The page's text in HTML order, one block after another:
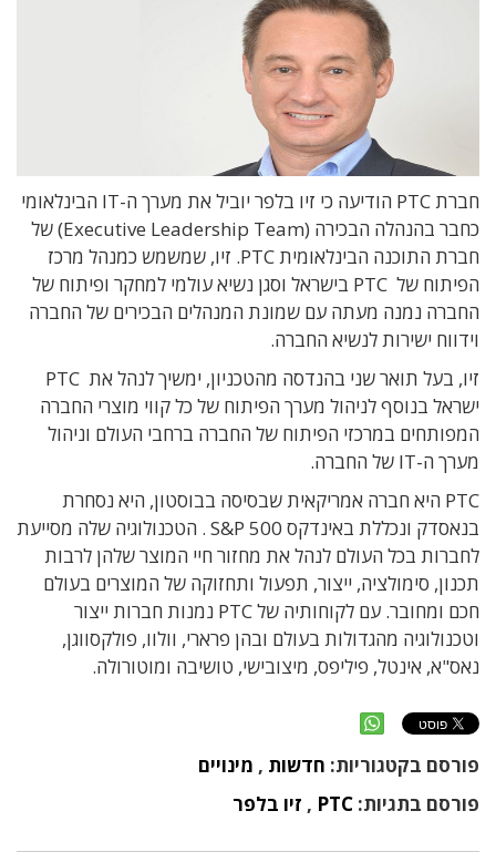
חברת PTC הודיעה כי זיו בלפר יוביל את מערך ה-IT הבינלאומי
כחבר בהנהלה הבכירה (Executive Leadership Team) של
חברת התוכנה הבינלאומית PTC. זיו, שמשמש כמנהל מרכז
הפיתוח של PTC בישראל וסגן נשיא עולמי למחקר ופיתוח של
החברה נמנה מעתה עם שמונת המנהלים הבכירים של החברה
וידווח ישירות לנשיא החברה.
זיו, בעל תואר שני בהנדסה מהטכניון, ימשיך לנהל את PTC
ישראל בנוסף לניהול מערך הפיתוח של כל קווי מוצרי החברה
המפותחים במרכזי הפיתוח של החברה ברחבי העולם וניהול
מערך ה-IT של החברה.
PTC היא חברה אמריקאית שבסיסה בבוסטון, היא נסחרת
בנאסדק ונכללת באינדקס S&P 500 . הטכנולוגיה שלה מסייעת
לחברות בכל העולם לנהל את מחזור חיי המוצר שלהן לרבות
תכנון, סימולציה, ייצור, תפעול ותחזוקה של המוצרים בעולם
חכם ומחובר. עם לקוחותיה של PTC נמנות חברות ייצור
וטכנולוגיה מהגדולות בעולם ובהן פרארי, וולוו, פולקסווגן,
נאס"א, אינטל, פיליפס, מיצובישי, טושיבה ומוטורולה.
פורסם בקטגוריות: חדשות , מינויים
פורסם בתגיות: PTC
, זיו בלפר